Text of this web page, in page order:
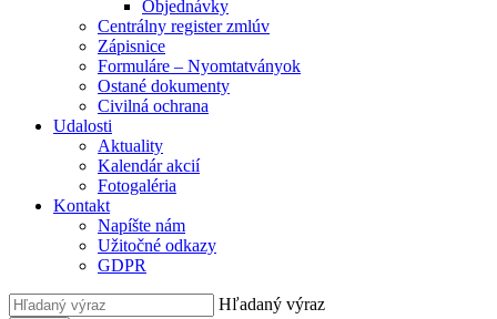
Objednávky
Centrálny register zmlúv
Zápisnice
Formuláre – Nyomtatványok
Ostané dokumenty
Civilná ochrana
Udalosti
Aktuality
Kalendár akcií
Fotogaléria
Kontakt
Napíšte nám
Užitočné odkazy
GDPR
Hľadaný výraz